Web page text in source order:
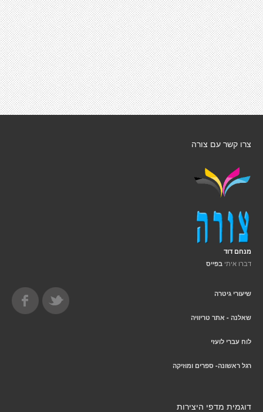
צרו קשר עם צורה
מנחם דוד
דברו איתי בפייס
שיעורי גיטרה
שאלנה - אתר טריוויה
לוח עברי לועזי
רגל ראשונה- ספרים ומוזיקה
דוגמית מדפי היצירות